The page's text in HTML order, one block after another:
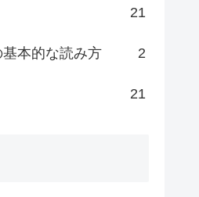
21
本的な読み方 2
21